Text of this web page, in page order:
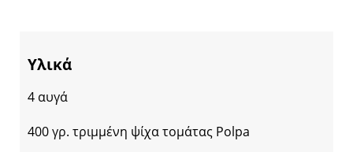
Υλικά
4 αυγά
400 γρ. τριμμένη ψίχα τομάτας Polpa